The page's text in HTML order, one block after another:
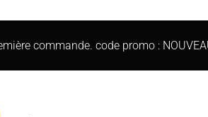
commande. code promo :